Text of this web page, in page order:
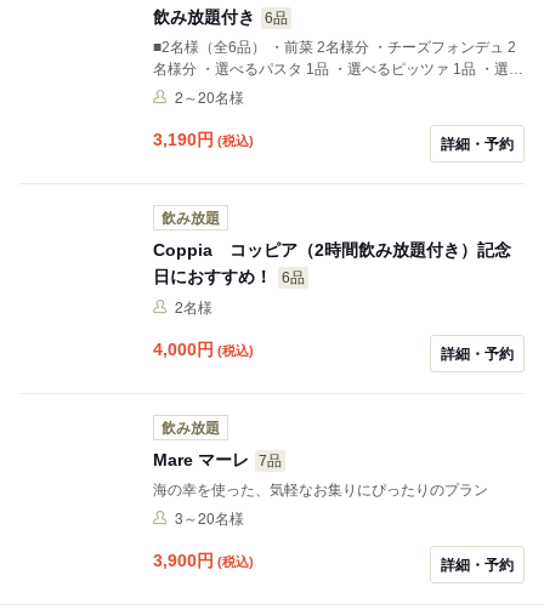
飲み放題付き
6品
■2名様（全6品） ・前菜 2名様分 ・チーズフォンデュ 2
名様分 ・選べるパスタ 1品 ・選べるピッツァ 1品 ・選べ
るドルチェ 2品 ■3名様（全8品） ・前菜 3名様分 ・チー
ツァ 1品 ・選べるドルチェ 3品 ■4名様以上 上記の組み
2～20名様
3,190円 (税込) 詳細・予約
飲み放題
Coppia コッピア（2時間飲み放題付き）記念
日におすすめ！
6品
2名様
4,000円 (税込) 詳細・予約
飲み放題
Mare マーレ
7品
海の幸を使った、気軽なお集りにぴったりのプラン
3～20名様
3,900円 (税込) 詳細・予約